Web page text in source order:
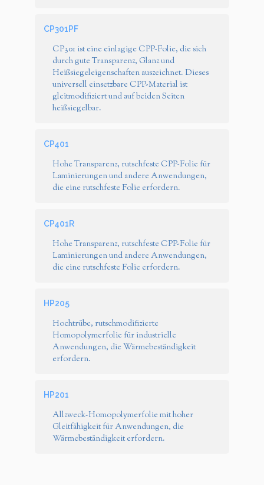
CP301PF
CP301 ist eine einlagige CPP-Folie, die sich
durch gute Transparenz, Glanz und
Heißsiegeleigenschaften auszeichnet. Dieses
universell einsetzbare CPP-Material ist
gleitmodifiziert und auf beiden Seiten
heißsiegelbar.
CP401
Hohe Transparenz, rutschfeste CPP-Folie für
Laminierungen und andere Anwendungen,
die eine rutschfeste Folie erfordern.
CP401R
Hohe Transparenz, rutschfeste CPP-Folie für
Laminierungen und andere Anwendungen,
die eine rutschfeste Folie erfordern.
HP205
Hochtrübe, rutschmodifizierte
Homopolymerfolie für industrielle
Anwendungen, die Wärmebeständigkeit
erfordern.
HP201
Allzweck-Homopolymerfolie mit hoher
Gleitfähigkeit für Anwendungen, die
Wärmebeständigkeit erfordern.